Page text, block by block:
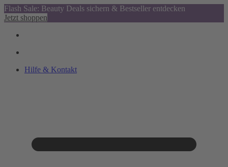
Flash Sale: Beauty Deals sichern & Bestseller entdecken
Jetzt shoppen
Hilfe & Kontakt